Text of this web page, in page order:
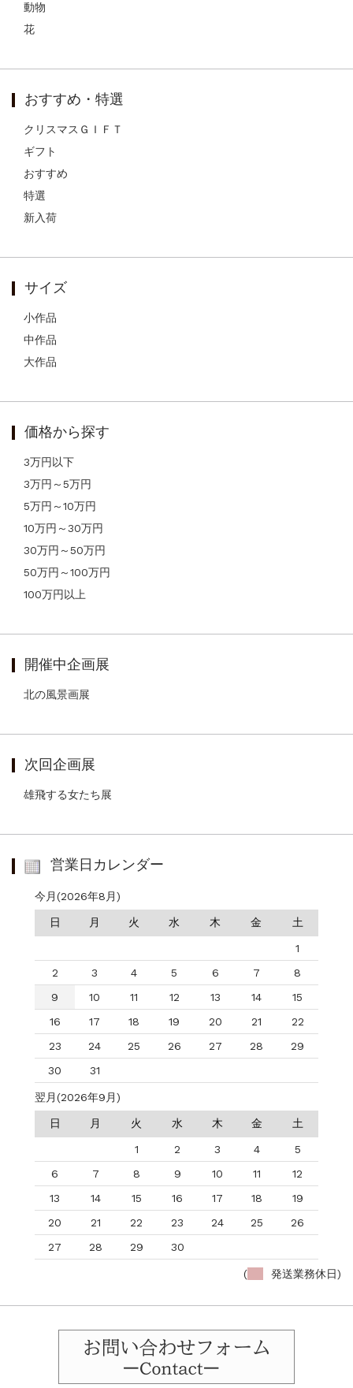
動物
花
おすすめ・特選
クリスマスＧＩＦＴ
ギフト
おすすめ
特選
新入荷
サイズ
小作品
中作品
大作品
価格から探す
3万円以下
3万円～5万円
5万円～10万円
10万円～30万円
30万円～50万円
50万円～100万円
100万円以上
開催中企画展
北の風景画展
次回企画展
雄飛する女たち展
営業日カレンダー
今月(2026年8月)
日 月 火 水 木 金 土
1
2
3 4 5 6 7
8
9
10 11 12 13 14
15
16
17 18 19 20 21
22
23
24 25 26 27 28
29
30
31
翌月(2026年9月)
日 月 火 水 木 金 土
1 2 3 4
5
6
7 8 9 10 11
12
13
14 15 16 17 18
19
20
21 22 23 24 25
26
27
28 29 30
( 発送業務休日)